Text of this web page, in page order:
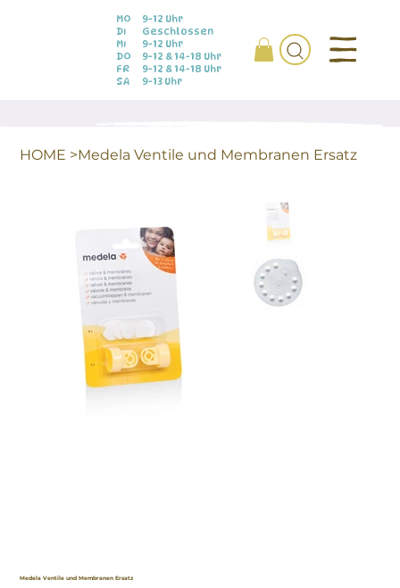
MO
DI
MI
DO
FR
SA
9-12 Uhr
Geschlossen
9-12 Uhr
9-12 & 14-18 Uhr
9-12 & 14-18 Uhr
9-13 Uhr
HOME >Medela Ventile und Membranen Ersatz
Medela Ventile und Membranen Ersatz